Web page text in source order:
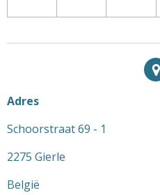
Adres
Schoorstraat 69 - 1
2275 Gierle
België